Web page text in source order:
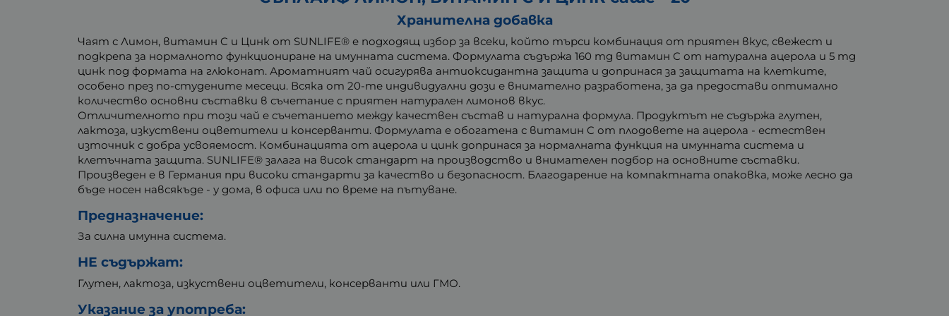
Хранителна добавка
Чаят с Лимон, витамин C и Цинк от SUNLIFE® е подходящ избор за всеки, който търси комбинация от приятен вкус, свежест и
подкрепа за нормалното функциониране на имунната система. Формулата съдържа 160 mg витамин C от натурална ацерола и 5 mg
цинк под формата на глюконат. Ароматният чай осигурява антиоксидантна защита и допринася за защитата на клетките,
особено през по-студените месеци. Всяка от 20-те индивидуални дози е внимателно разработена, за да предостави оптимално
количество основни съставки в съчетание с приятен натурален лимонов вкус.
Отличителното при този чай е съчетанието между качествен състав и натурална формула. Продуктът не съдържа глутен,
лактоза, изкуствени оцветители и консерванти. Формулата е обогатена с витамин C от плодовете на ацерола - естествен
източник с добра усвояемост. Комбинацията от ацерола и цинк допринася за нормалната функция на имунната система и
клетъчната защита. SUNLIFE® залага на висок стандарт на производство и внимателен подбор на основните съставки.
Произведен е в Германия при високи стандарти за качество и безопасност. Благодарение на компактната опаковка, може лесно да
бъде носен навсякъде - у дома, в офиса или по време на пътуване.
Предназначение:
За силна имунна система.
НЕ съдържат:
Глутен, лактоза, изкуствени оцветители, консерванти или ГМО.
Указание за употреба: